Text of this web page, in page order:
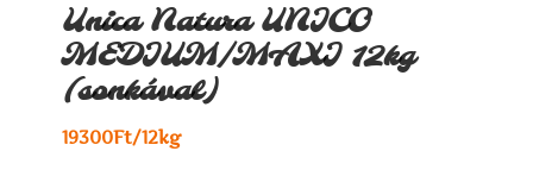
Unica Natura UNICO
MEDIUM/MAXI 12kg
(sonkával)
19300Ft/12kg